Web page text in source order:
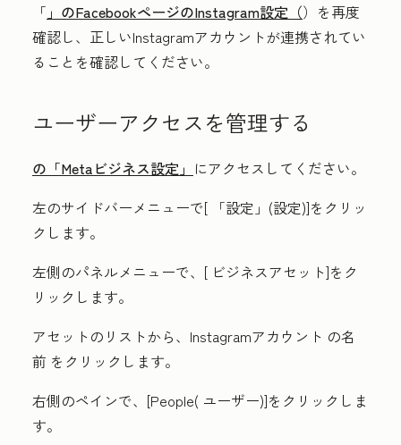
「 」のFacebookページのInstagram設定（）を再度
確認し、正しいInstagramアカウントが連携されてい
ることを確認してください。
ユーザーアクセスを管理する
の「Metaビジネス設定」 にアクセスしてください。
左のサイドバーメニューで[ 「設定」(設定)]をクリッ
クします。
左側のパネルメニューで、[ ビジネスアセット]をク
リックします。
アセットのリストから、Instagramアカウント の名
前 をクリックします。
右側のペインで、[People( ユーザー)]をクリックしま
す。